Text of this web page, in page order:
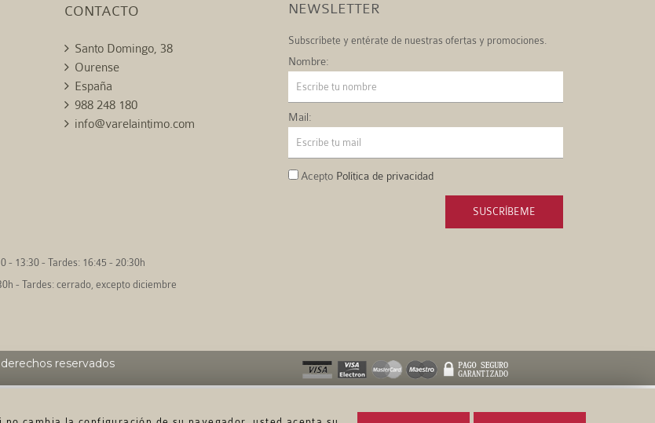
CONTACTO
Santo Domingo, 38
Ourense
España
988 248 180
info@varelaintimo.com
NEWSLETTER
Subscríbete y entérate de nuestras ofertas y promociones.
Nombre:
Mail:
Acepto Política de privacidad
SUSCRÍBEME
- 13:30 - Tardes: 16:45 - 20:30h
- Tardes: cerrado, excepto diciembre
reservados